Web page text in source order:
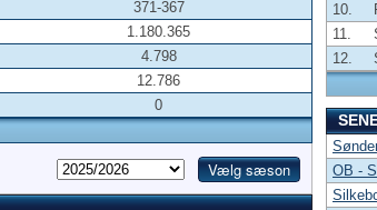
371-367
1.180.365
4.798
12.786
0
10.
11.
12.
OB -